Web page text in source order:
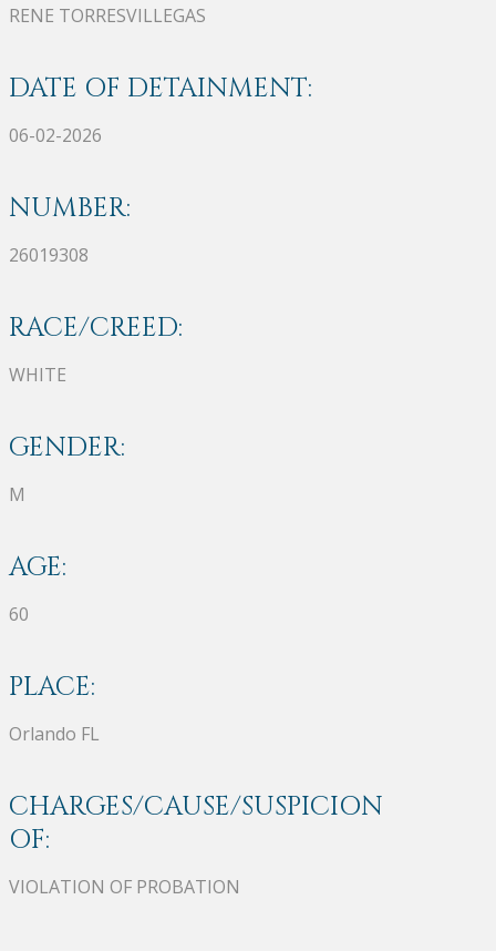
RENE TORRESVILLEGAS
DATE OF DETAINMENT:
06-02-2026
NUMBER:
26019308
RACE/CREED:
WHITE
GENDER:
M
AGE:
60
PLACE:
Orlando FL
CHARGES/CAUSE/SUSPICION
OF:
VIOLATION OF PROBATION